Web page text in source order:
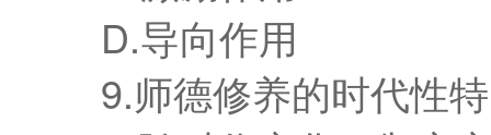
D.导向作用
9.师德修养的时代性